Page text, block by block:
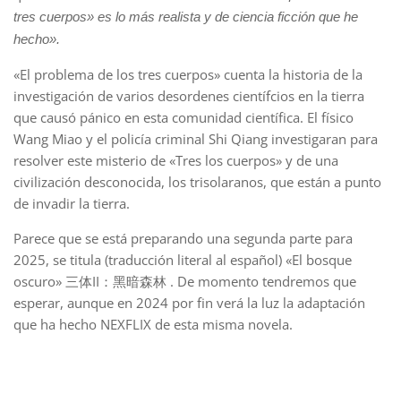
tres cuerpos» es lo más realista y de ciencia ficción que he
hecho».
«El problema de los tres cuerpos» cuenta la historia de la
investigación de varios desordenes científcios en la tierra
que causó pánico en esta comunidad científica. El físico
Wang Miao y el policía criminal Shi Qiang investigaran para
resolver este misterio de «Tres los cuerpos» y de una
civilización desconocida, los trisolaranos, que están a punto
de invadir la tierra.
Parece que se está preparando una segunda parte para
2025, se titula (traducción literal al español) «El bosque
oscuro» 三体II：黑暗森林 . De momento tendremos que
esperar, aunque en 2024 por fin verá la luz la adaptación
que ha hecho NEXFLIX de esta misma novela.